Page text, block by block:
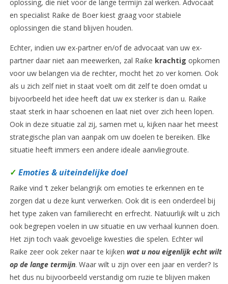
oplossing, die niet voor de lange termijn zal werken. Advocaat
en specialist Raike de Boer kiest graag voor stabiele
oplossingen die stand blijven houden.
Echter, indien uw ex-partner en/of de advocaat van uw ex-
partner daar niet aan meewerken, zal Raike krachtig opkomen
voor uw belangen via de rechter, mocht het zo ver komen. Ook
als u zich zelf niet in staat voelt om dit zelf te doen omdat u
bijvoorbeeld het idee heeft dat uw ex sterker is dan u. Raike
staat sterk in haar schoenen en laat niet over zich heen lopen.
Ook in deze situatie zal zij, samen met u, kijken naar het meest
strategische plan van aanpak om uw doelen te bereiken. Elke
situatie heeft immers een andere ideale aanvliegroute.
✓ Emoties & uiteindelijke doel
Raike vind ‘t zeker belangrijk om emoties te erkennen en te
zorgen dat u deze kunt verwerken. Ook dit is een onderdeel bij
het type zaken van familierecht en erfrecht. Natuurlijk wilt u zich
ook begrepen voelen in uw situatie en uw verhaal kunnen doen.
Het zijn toch vaak gevoelige kwesties die spelen. Echter wil
Raike zeer ook zeker naar te kijken wat u nou eigenlijk echt wilt
op de lange termijn. Waar wilt u zijn over een jaar en verder? Is
het dus nu bijvoorbeeld verstandig om ruzie te blijven maken